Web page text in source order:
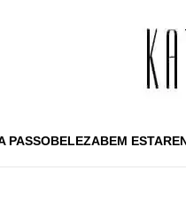
PASSOBELEZABEM ESTAR